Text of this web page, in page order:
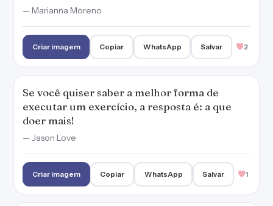
— Marianna Moreno
Criar imagem Copiar WhatsApp Salvar 2
Se você quiser saber a melhor forma de
executar um exercício, a resposta é: a que
doer mais!
— Jason Love
Criar imagem Copiar WhatsApp Salvar 1